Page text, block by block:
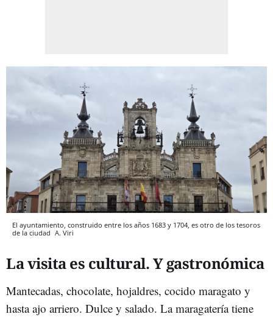
El ayuntamiento, construido entre los años 1683 y 1704, es otro de los tesoros
de la ciudad A. Viri
La visita es cultural. Y gastronómica
Mantecadas, chocolate, hojaldres, cocido maragato y
hasta ajo arriero. Dulce y salado. La maragatería tiene